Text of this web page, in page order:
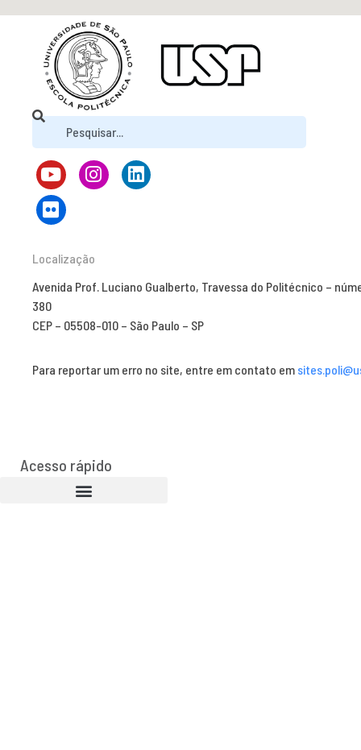
Localização
Avenida Prof. Luciano Gualberto, Travessa do Politécnico –
380
CEP – 05508-010 – São Paulo – SP
Para reportar um erro no site, entre em contato em
Acesso rápido